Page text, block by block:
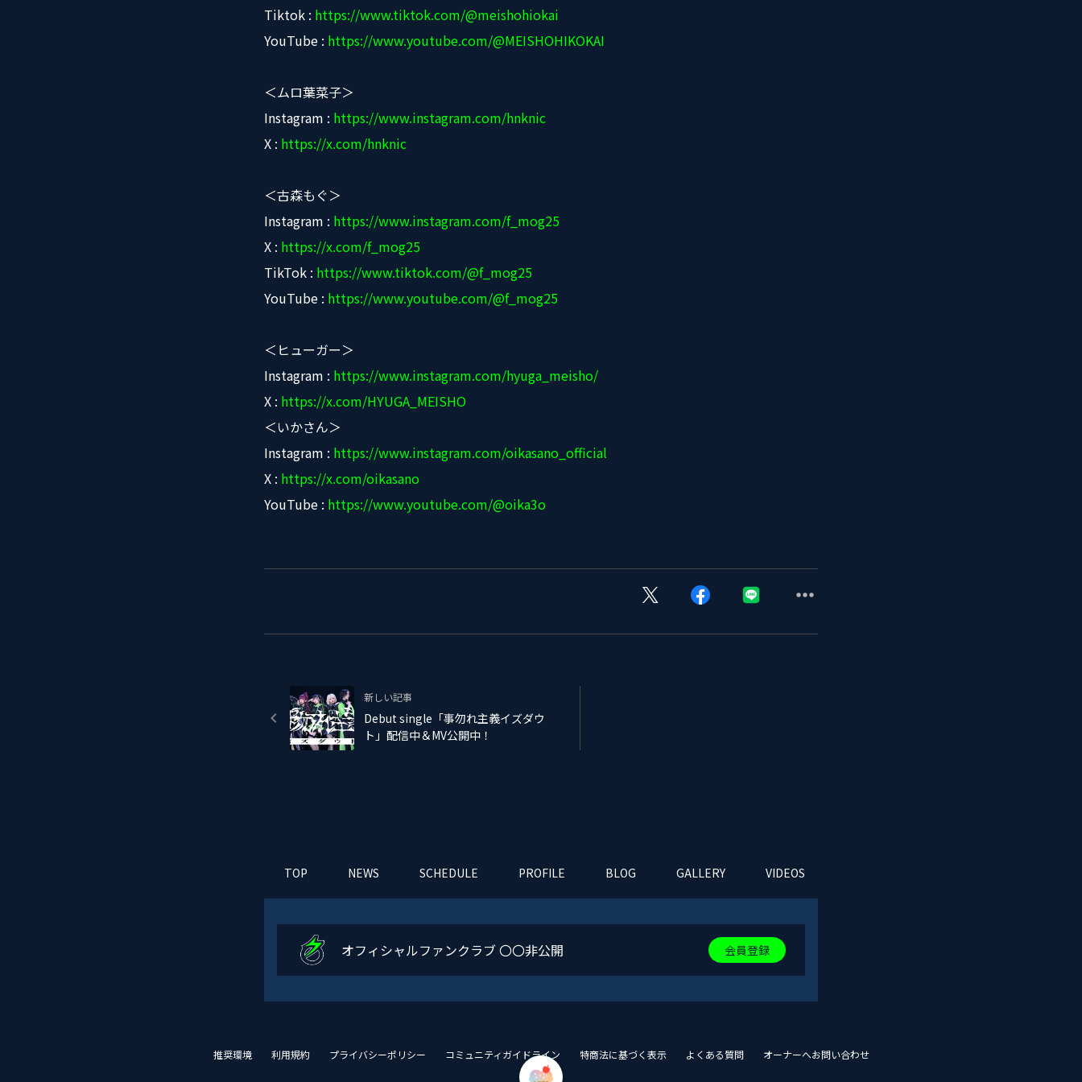
Tiktok : https://www.tiktok.com/@meishohiokai
YouTube : https://www.youtube.com/@MEISHOHIKOKAI
＜ムロ葉菜子＞
Instagram : https://www.instagram.com/hnknic
X : https://x.com/hnknic
＜古森もぐ＞
Instagram : https://www.instagram.com/f_mog25
X : https://x.com/f_mog25
TikTok : https://www.tiktok.com/@f_mog25
YouTube : https://www.youtube.com/@f_mog25
＜ヒューガー＞
Instagram : https://www.instagram.com/hyuga_meisho/
X : https://x.com/HYUGA_MEISHO
＜いかさん＞
Instagram : https://www.instagram.com/oikasano_official
X : https://x.com/oikasano
YouTube : https://www.youtube.com/@oika3o
新しい記事
Debut single「事勿れ主義イズダウ
ト」配信中＆MV公開中！
TOP NEWS SCHEDULE PROFILE BLOG GALLERY VIDEOS
オフィシャルファンクラブ 〇〇非公開 会員登録
推奨環境 利用規約 プライバシーポリシー コミュニティガイドライン 特商法に基づく表示 よくある質問 オーナーへお問い合わせ